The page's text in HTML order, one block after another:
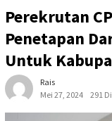
Perekrutan
Penetapan
Untuk
Rais
Mei 27, 2024
291